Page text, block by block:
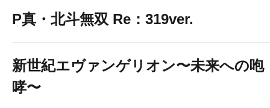
P真・北斗無双 Re：319ver.
新世紀エヴァンゲリオン〜未来への咆
哮〜